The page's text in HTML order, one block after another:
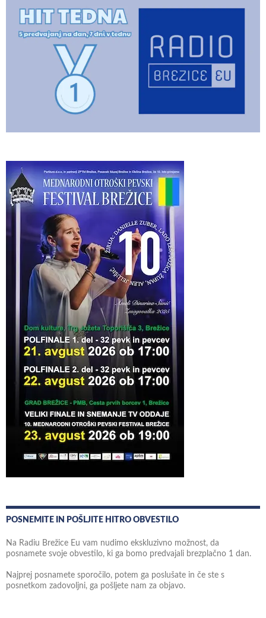
POSNEMITE IN POŠLJITE HITRO OBVESTILO
Na Radiu Brežice Eu vam nudimo ekskluzivno možnost, da
posnamete svoje obvestilo, ki ga bomo predvajali brezplačno 1 dan.
Najprej posnamete sporočilo, potem ga poslušate in če ste s
posnetkom zadovoljni, ga pošljete nam za objavo.